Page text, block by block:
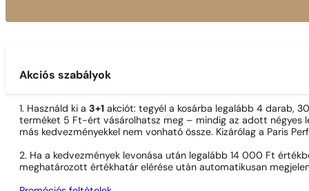
Akciós szabályok
1. Használd ki a 3+1 akciót: tegyél a kosárba legalább 4 darab,
terméket 5 Ft-ért vásárolhatsz meg – mindig az adott négyes
más kedvezményekkel nem vonható össze. Kizárólag a Paris
2. Ha a kedvezmények levonása után legalább 14 000 Ft
meghatározott értékhatár elérése után automatikusan